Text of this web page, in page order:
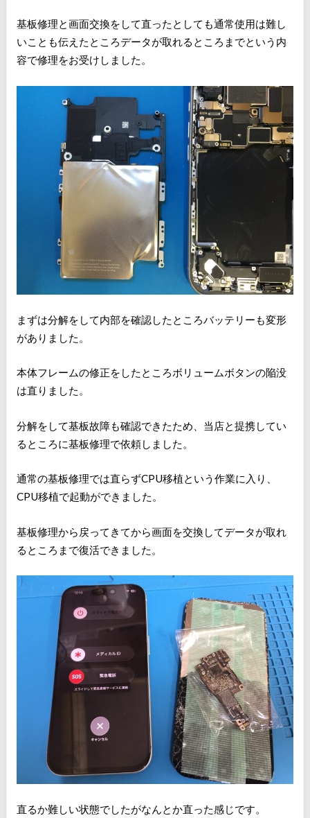
基板修理と画面交換をして直ったとしても通常使用は難し
いことも伝えたところデータが取れるところまでという内
容で修理をお受けしました。
まずは分解をして内部を確認したところバッテリーも変形
がありました。
本体フレームの修正をしたところボリュームボタンの陥没
は直りました。
分解をして基板故障も確認できたため、当店と提携してい
るところに基板修理で依頼しました。
通常の基板修理では直らずCPU移植という作業に入り、
CPU移植で起動ができました。
基板修理から戻ってきてから画面を交換してデータが取れ
るところまで復活できました。
直るか難しい状態でしたがなんとか直った感じです。